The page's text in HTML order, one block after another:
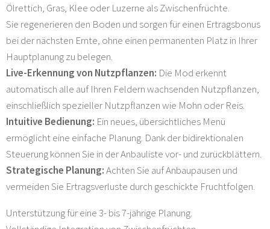
Ölrettich, Gras, Klee oder Luzerne als Zwischenfrüchte.
Sie regenerieren den Boden und sorgen für einen Ertragsbonus
bei der nächsten Ernte, ohne einen permanenten Platz in Ihrer
Hauptplanung zu belegen.
Live-Erkennung von Nutzpflanzen: Die Mod erkennt
automatisch alle auf Ihren Feldern wachsenden Nutzpflanzen,
einschließlich spezieller Nutzpflanzen wie Mohn oder Reis.
Intuitive Bedienung: Ein neues, übersichtliches Menü
ermöglicht eine einfache Planung. Dank der bidirektionalen
Steuerung können Sie in der Anbauliste vor- und zurückblättern.
Strategische Planung:Achten Sie auf Anbaupausen und
vermeiden Sie Ertragsverluste durch geschickte Fruchtfolgen.
Unterstützung für eine 3- bis 7-jährige Planung.